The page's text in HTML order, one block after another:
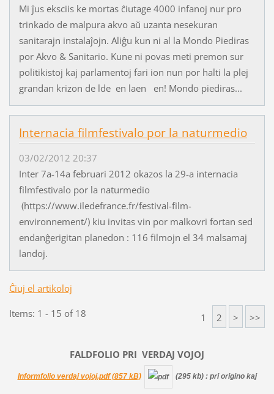
Mi ĵus eksciis ke mortas ĉiutage 4000 infanoj nur pro
trinkado de malpura akvo aŭ uzanta nesekuran
sanitarajn instalaĵojn. Aliĝu kun ni al la Mondo Piediras
por Akvo & Sanitario. Kune ni povas meti premon sur
politikistoj kaj parlamentoj fari ion nun por halti la plej
grandan krizon de lde en laen en! Mondo piediras...
Internacia filmfestivalo por la naturmedio
03/02/2012 20:37
Inter 7a-14a februari 2012 okazos la 29-a internacia
filmfestivalo por la naturmedio
(https://www.iledefrance.fr/festival-film-
environnement/) kiu invitas vin por malkovri fortan sed
endanĝerigitan planedon : 116 filmojn el 34 malsamaj
landoj.
Ĉiuj el artikoloj
Items: 1 - 15 of 18 1 2 > >>
FALDFOLIO PRI VERDAJ VOJOJ
Informfolio verdaj vojoj.pdf (857 kB) (295 kb) : pri origino kaj